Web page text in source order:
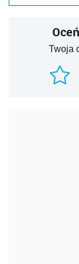
Twoja